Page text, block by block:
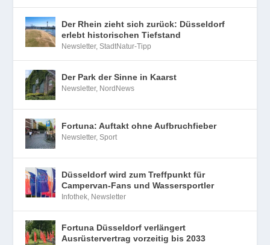
Der Rhein zieht sich zurück: Düsseldorf
erlebt historischen Tiefstand
Newsletter,StadtNatur-Tipp
Der Park der Sinne in Kaarst
Newsletter, NordNews
Fortuna: Auftakt ohne Aufbruchfieber
Newsletter,Sport
Düsseldorf wird zum Treffpunkt für
Campervan-Fans und Wassersportler
Infothek, Newsletter
Fortuna Düsseldorf verlängert
Ausrüstervertrag vorzeitig bis 2033